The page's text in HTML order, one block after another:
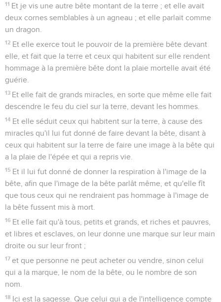
11 Et je vis une autre bête montant de la terre ; et elle avait
deux cornes semblables à un agneau ; et elle parlait comme
un dragon.
12 Et elle exerce tout le pouvoir de la première bête devant
elle, et fait que la terre et ceux qui habitent sur elle rendent
hommage à la première bête dont la plaie mortelle avait été
guérie.
13 Et elle fait de grands miracles, en sorte que même elle fait
descendre le feu du ciel sur la terre, devant les hommes.
14 Et elle séduit ceux qui habitent sur la terre, à cause des
miracles qu'il lui fut donné de faire devant la bête, disant à
ceux qui habitent sur la terre de faire une image à la bête qui
a la plaie de l'épée et qui a repris vie.
15 Et il lui fut donné de donner la respiration à l'image de la
bête, afin que l'image de la bête parlât même, et qu'elle fît
que tous ceux qui ne rendraient pas hommage à l'image de
la bête fussent mis à mort.
16 Et elle fait qu'à tous, petits et grands, et riches et pauvres,
et libres et esclaves, on leur donne une marque sur leur main
droite ou sur leur front ;
17 et que personne ne peut acheter ou vendre, sinon celui
qui a la marque, le nom de la bête, ou le nombre de son
nom.
18 Ici est la sagesse. Que celui qui a de l'intelligence compte